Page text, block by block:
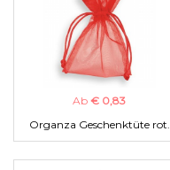
Ab € 0,83
Organza Geschenktüte rot.